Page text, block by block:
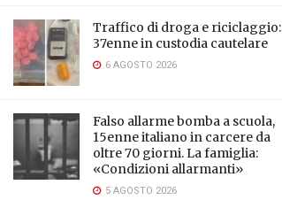
Traffico di droga e riciclaggio:
37enne in custodia cautelare
6 AGOSTO 2026
Falso allarme bomba a scuola,
15enne italiano in carcere da
oltre 70 giorni. La famiglia:
«Condizioni allarmanti»
5 AGOSTO 2026